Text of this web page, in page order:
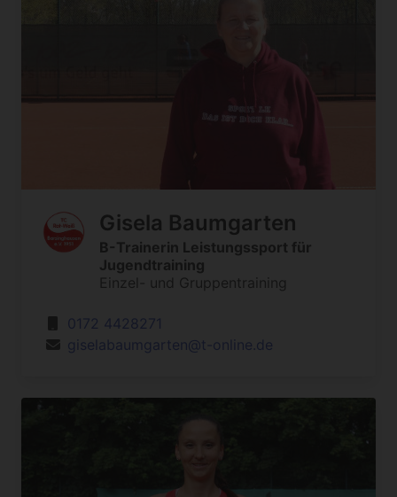
Gisela Baumgarten
B-Trainerin Leistungssport für
Jugendtraining
Einzel- und Gruppentraining
0172 4428271
giselabaumgarten@t-online.de